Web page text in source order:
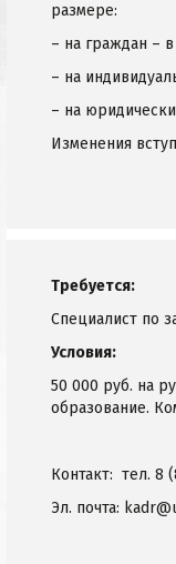
размере:
– на граждан –
– на
– на
Изменения
Требуется:
Специалист по
Условия:
50 000 руб. на
образование.
Контакт: тел. 8
Эл. почта: